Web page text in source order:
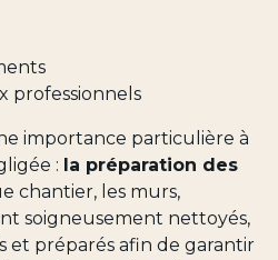
professionnels
importance particulière à
: la préparation des
chantier, les murs,
soigneusement nettoyés,
et préparés afin de garantir